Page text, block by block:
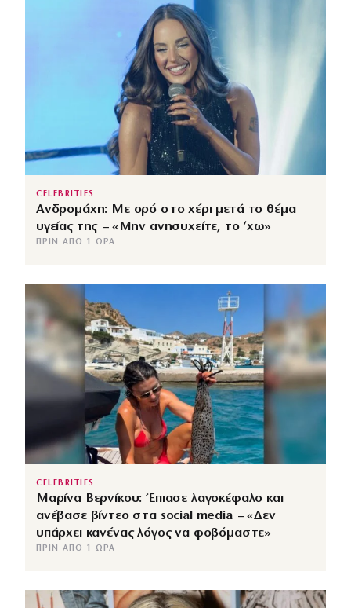
CELEBRITIES
Ανδρομάχη: Με ορό στο χέρι μετά το θέμα
υγείας της – «Μην ανησυχείτε, το ‘χω»
ΠΡΙΝ ΑΠΌ 1 ΏΡΑ
CELEBRITIES
Μαρίνα Βερνίκου: Έπιασε λαγοκέφαλο και
ανέβασε βίντεο στα social media – «Δεν
υπάρχει κανένας λόγος να φοβόμαστε»
ΠΡΙΝ ΑΠΌ 1 ΏΡΑ